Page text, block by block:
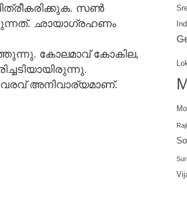
സണ്‍
ഛായാഗ്രഹണം
കോലമാവ് കോകില,
അനിവാര്യമാണ്.